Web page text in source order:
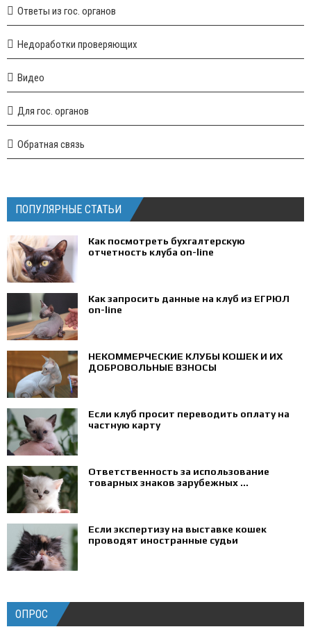
Ответы из гос. органов
Недоработки проверяющих
Видео
Для гос. органов
Обратная связь
ПОПУЛЯРНЫЕ СТАТЬИ
Как посмотреть бухгалтерскую
отчетность клуба on-line
Как запросить данные на клуб из ЕГРЮЛ
on-line
НЕКОММЕРЧЕСКИЕ КЛУБЫ КОШЕК И ИХ
ДОБРОВОЛЬНЫЕ ВЗНОСЫ
Если клуб просит переводить оплату на
частную карту
Ответственность за использование
товарных знаков зарубежных ...
Если экспертизу на выставке кошек
проводят иностранные судьи
ОПРОС